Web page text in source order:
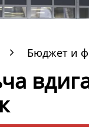
Бюджет и